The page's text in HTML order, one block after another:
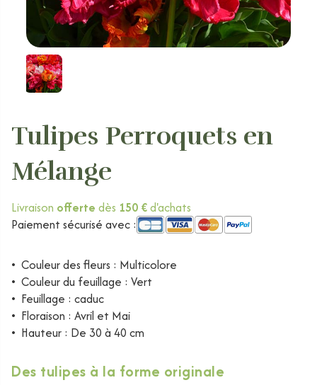
Tulipes Perroquets en
Mélange
Livraison offerte dès 150 €d'achats
Paiement sécurisé avec :
• Couleur des fleurs : Multicolore
• Couleur du feuillage : Vert
• Feuillage : caduc
• Floraison : Avril et Mai
• Hauteur : De 30 à 40 cm
Des tulipes à la forme originale